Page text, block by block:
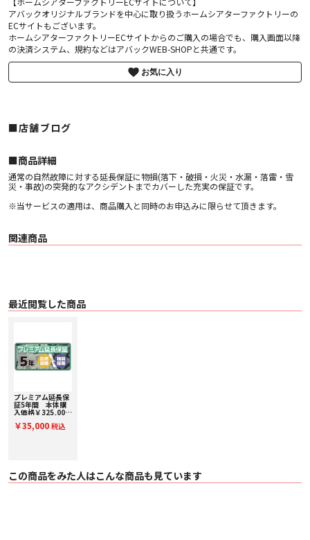
アバックオリジナルブランドを中心に取り扱うホームシアターファクトリーの
ECサイトもございます。
ホームシアターファクトリーECサイトからのご購入の場合でも、購入画面以降
の決済システム、規約などはアバックWEB-SHOPと共通です。
お気に入り
■店舗ブログ
■︎商品詳細
通常の自然故障に対する延長保証に物損(落下・破損・火災・水漏・落雷・雪
災・事故)の突発的なアクシデントまでカバーした充実の保証です。
※当サービスの適用は、商品購入と同時のお申込みに限らせて頂きます。
関連商品
最近閲覧した商品
プレミアム延長保
証5年間 本体購
入価格￥325,001
込) PE350000
￥35,000 税込
この商品をみた人はこんな商品も見ています